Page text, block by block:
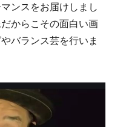
ンスをお届けしまし
からこその面白い画
バランス芸を行いま